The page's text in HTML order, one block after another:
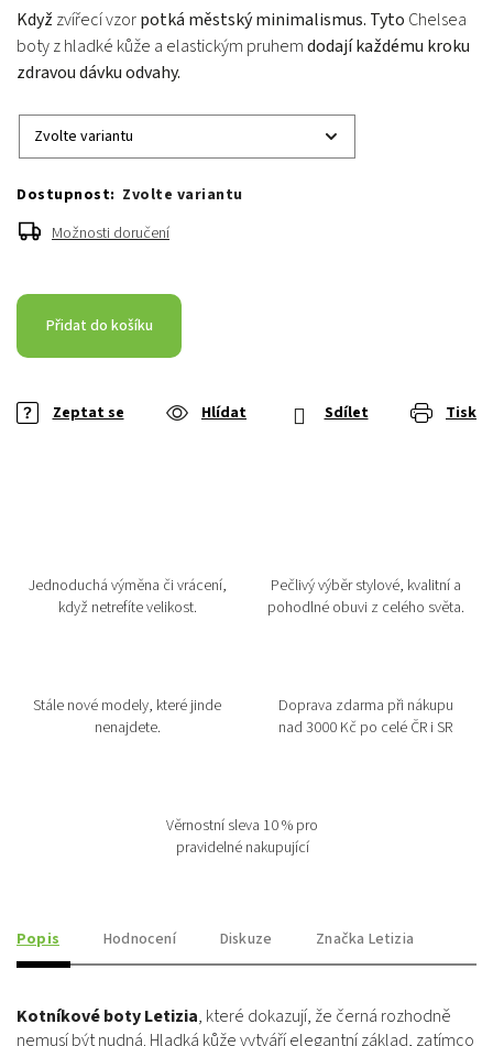
Když zvířecí vzorpotká městský minimalismus. Tyto Chelsea
boty z hladké kůže a elastickým pruhemdodají každému kroku
zdravou dávku odvahy.
Zvolte variantu
Možnosti doručení
Přidat do košíku
Tisk
Zeptat se Hlídat Sdílet
Jednoduchá výměna či vrácení,
když netrefíte velikost.
Pečlivý výběr stylové, kvalitní a
pohodlné obuvi z celého světa.
Stále nové modely, které jinde
nenajdete.
Doprava zdarma při nákupu
nad 3000 Kč po celé ČR i SR
Věrnostní sleva 10 % pro
pravidelné nakupující
Popis Hodnocení Diskuze Značka Letizia
Kotníkové boty Letizia, které dokazují, že černá rozhodně
nemusí být nudná. Hladká kůže vytváří elegantní základ, zatímco